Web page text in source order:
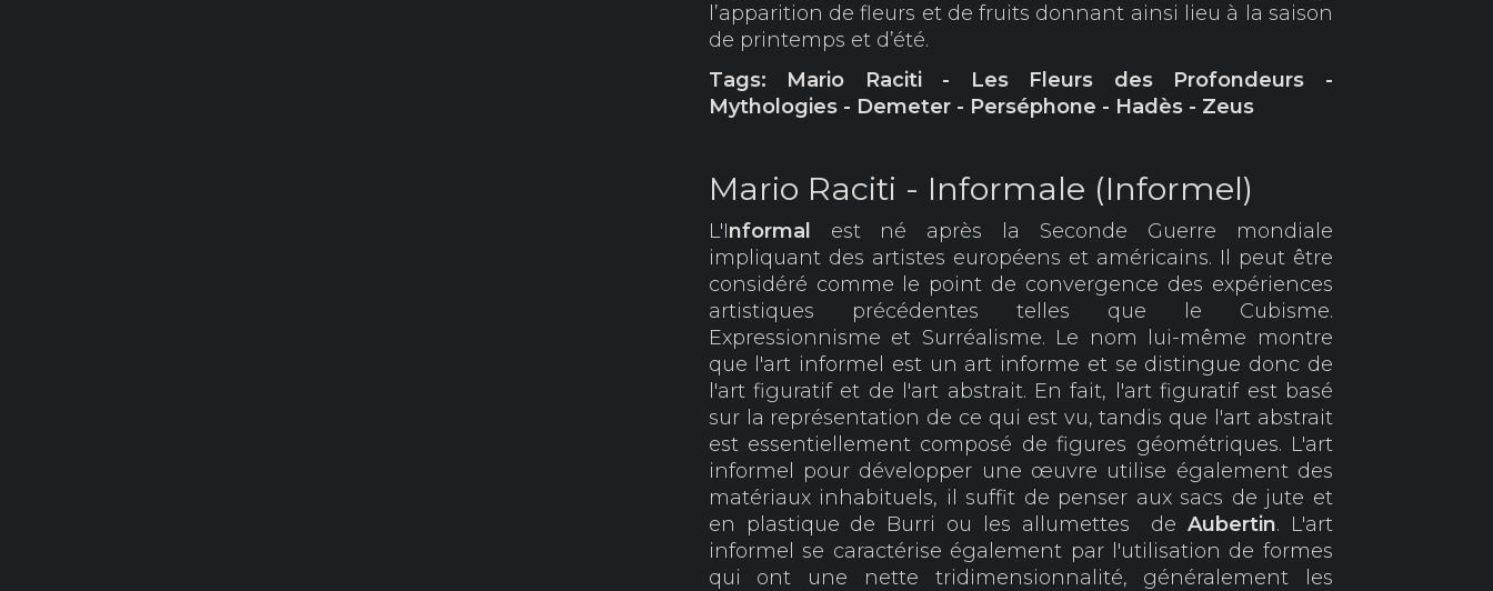
l’apparition de fleurs et de fruits donnant ainsi lieu à la saison
de printemps et d’été.
Tags: Mario Raciti - Les Fleurs des Profondeurs -
Mythologies - Demeter - Perséphone - Hadès - Zeus
Mario Raciti - Informale (Informel)
L'Informal
est né après la Seconde Guerre mondiale
impliquant des artistes européens et américains. Il peut être
considéré comme le point de convergence des expériences
artistiques précédentes telles que le Cubisme.
Expressionnisme et Surréalisme. Le nom lui-même montre
que l'art informel est un art informe et se distingue donc de
l'art figuratif et de l'art abstrait. En fait, l'art figuratif est basé
sur la représentation de ce qui est vu, tandis que l'art abstrait
est essentiellement composé de figures géométriques. L'art
informel pour développer une œuvre utilise également des
matériaux inhabituels, il suffit de penser aux sacs de jute et
en plastique de Burri ou les allumettes deAubertin. L'art
informel se caractérise également par l'utilisation de formes
qui ont une nette tridimensionnalité, généralement les